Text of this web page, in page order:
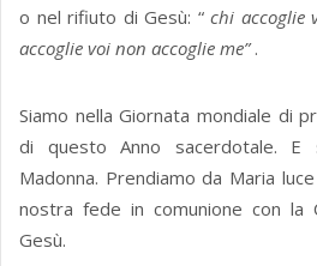
o nel rifiuto di Gesù: “chi accoglie
accoglie voi non accoglie me”.
Siamo nella Giornata mondiale di
di questo Anno sacerdotale. E
Madonna. Prendiamo da Maria
nostra fede in comunione con la
Gesù.